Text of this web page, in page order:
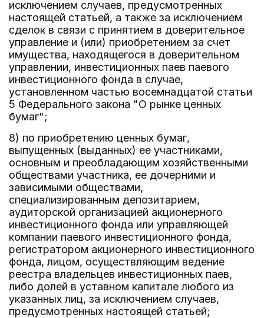
исключением случаев, предусмотренных
настоящей статьей, а также за исключением
сделок в связи с принятием в доверительное
управление и (или) приобретением за счет
имущества, находящегося в доверительном
управлении, инвестиционных паев паевого
инвестиционного фонда в случае,
установленном частью восемнадцатой статьи
5 Федерального закона "О рынке ценных
бумаг";
8) по приобретению ценных бумаг,
выпущенных (выданных) ее участниками,
основным и преобладающим хозяйственными
обществами участника, ее дочерними и
зависимыми обществами,
специализированным депозитарием,
аудиторской организацией акционерного
инвестиционного фонда или управляющей
компании паевого инвестиционного фонда,
регистратором акционерного инвестиционного
фонда, лицом, осуществляющим ведение
реестра владельцев инвестиционных паев,
либо долей в уставном капитале любого из
указанных лиц, за исключением случаев,
предусмотренных настоящей статьей;